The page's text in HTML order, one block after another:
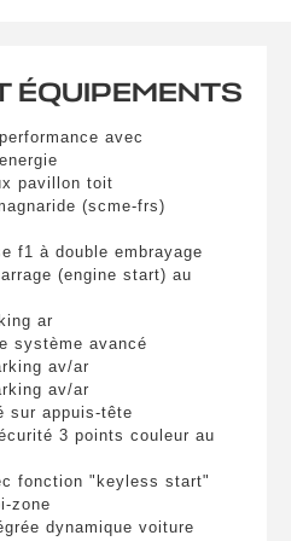
PARTOUT EN
amet, consectetur
elit sed nisl pulvinar
aliquam varius
finibus nec nibh eget
augue.
amet, consectetur
elit sed nisl pulvinar
aliquam varius
finibus nec nibh eget
augue.
amet, consectetur
elit sed nisl pulvinar
aliquam varius
ÉQUIPEMENTS
avec
pavillon toit
(scme-frs)
f1 à double embrayage
(engine start) au
ar
système avancé
av/ar
av/ar
sur appuis-tête
3 points couleur au
fonction "keyless start"
zone
dynamique voiture